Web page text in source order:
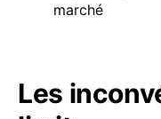
marché
Les